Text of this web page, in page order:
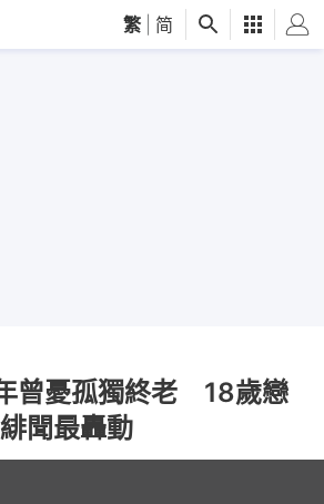
繁 简
曾憂孤獨終老 18歲戀
聞最轟動